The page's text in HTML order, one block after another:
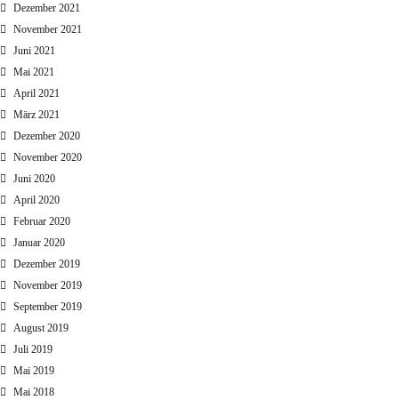
Dezember 2021
November 2021
Juni 2021
Mai 2021
April 2021
März 2021
Dezember 2020
November 2020
Juni 2020
April 2020
Februar 2020
Januar 2020
Dezember 2019
November 2019
September 2019
August 2019
Juli 2019
Mai 2019
Mai 2018